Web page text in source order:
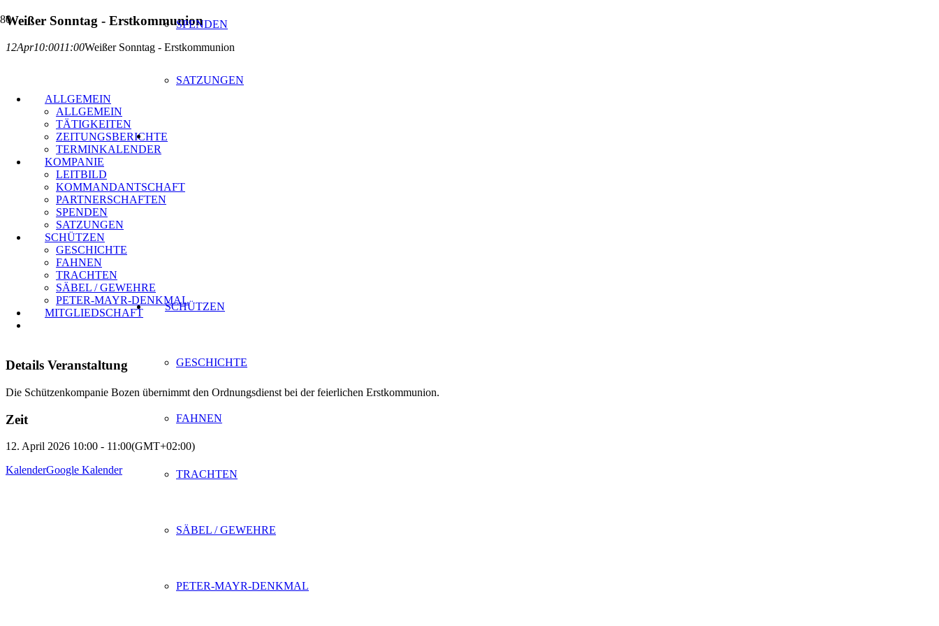
SPENDEN
SATZUNGEN
SCHÜTZEN
GESCHICHTE
FAHNEN
TRACHTEN
SÄBEL / GEWEHRE
PETER-MAYR-DENKMAL
ALLGEMEIN
ALLGEMEIN
TÄTIGKEITEN
ZEITUNGSBERICHTE
TERMINKALENDER
KOMPANIE
LEITBILD
KOMMANDANTSCHAFT
PARTNERSCHAFTEN
SPENDEN
SATZUNGEN
SCHÜTZEN
GESCHICHTE
FAHNEN
TRACHTEN
SÄBEL / GEWEHRE
PETER-MAYR-DENKMAL
MITGLIEDSCHAFT
Weißer Sonntag - Erstkommunion
12Apr10:0011:00Weißer Sonntag - Erstkommunion
Details Veranstaltung
Die Schützenkompanie Bozen übernimmt den Ordnungsdienst bei der feierlichen Erstkommunion.
Zeit
12. April 2026 10:00 - 11:00(GMT+02:00)
KalenderGoogle Kalender